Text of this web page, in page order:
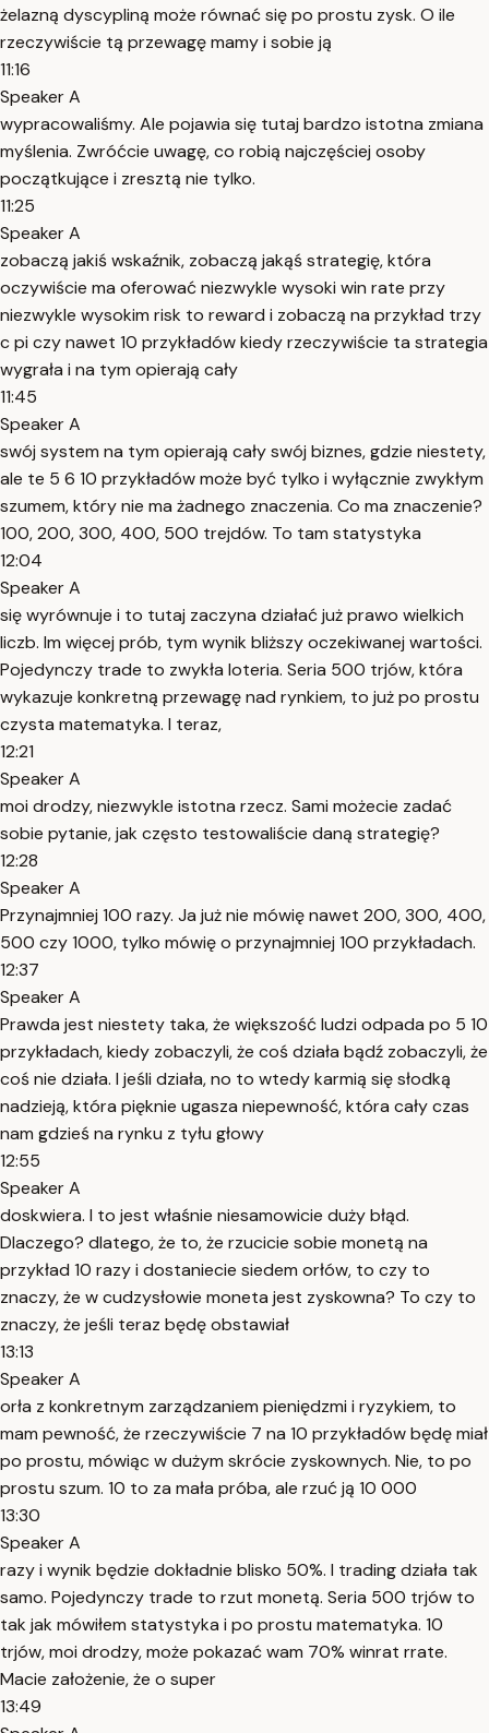
żelazną dyscypliną może równać się po prostu zysk. O ile
rzeczywiście tą przewagę mamy i sobie ją
11:16
Speaker A
wypracowaliśmy. Ale pojawia się tutaj bardzo istotna zmiana
myślenia. Zwróćcie uwagę, co robią najczęściej osoby
początkujące i zresztą nie tylko.
11:25
Speaker A
zobaczą jakiś wskaźnik, zobaczą jakąś strategię, która
oczywiście ma oferować niezwykle wysoki win rate przy
niezwykle wysokim risk to reward i zobaczą na przykład trzy
c pi czy nawet 10 przykładów kiedy rzeczywiście ta strategia
wygrała i na tym opierają cały
11:45
Speaker A
swój system na tym opierają cały swój biznes, gdzie niestety,
ale te 5 6 10 przykładów może być tylko i wyłącznie zwykłym
szumem, który nie ma żadnego znaczenia. Co ma znaczenie?
100, 200, 300, 400, 500 trejdów. To tam statystyka
12:04
Speaker A
się wyrównuje i to tutaj zaczyna działać już prawo wielkich
liczb. Im więcej prób, tym wynik bliższy oczekiwanej wartości.
Pojedynczy trade to zwykła loteria. Seria 500 trjów, która
wykazuje konkretną przewagę nad rynkiem, to już po prostu
czysta matematyka. I teraz,
12:21
Speaker A
moi drodzy, niezwykle istotna rzecz. Sami możecie zadać
sobie pytanie, jak często testowaliście daną strategię?
12:28
Speaker A
Przynajmniej 100 razy. Ja już nie mówię nawet 200, 300, 400,
500 czy 1000, tylko mówię o przynajmniej 100 przykładach.
12:37
Speaker A
Prawda jest niestety taka, że większość ludzi odpada po 5 10
przykładach, kiedy zobaczyli, że coś działa bądź zobaczyli, że
coś nie działa. I jeśli działa, no to wtedy karmią się słodką
nadzieją, która pięknie ugasza niepewność, która cały czas
nam gdzieś na rynku z tyłu głowy
12:55
Speaker A
doskwiera. I to jest właśnie niesamowicie duży błąd.
Dlaczego? dlatego, że to, że rzucicie sobie monetą na
przykład 10 razy i dostaniecie siedem orłów, to czy to
znaczy, że w cudzysłowie moneta jest zyskowna? To czy to
znaczy, że jeśli teraz będę obstawiał
13:13
Speaker A
orła z konkretnym zarządzaniem pieniędzmi i ryzykiem, to
mam pewność, że rzeczywiście 7 na 10 przykładów będę miał
po prostu, mówiąc w dużym skrócie zyskownych. Nie, to po
prostu szum. 10 to za mała próba, ale rzuć ją 10 000
13:30
Speaker A
razy i wynik będzie dokładnie blisko 50%. I trading działa tak
samo. Pojedynczy trade to rzut monetą. Seria 500 trjów to
tak jak mówiłem statystyka i po prostu matematyka. 10
trjów, moi drodzy, może pokazać wam 70% winrat rrate.
Macie założenie, że o super
13:49